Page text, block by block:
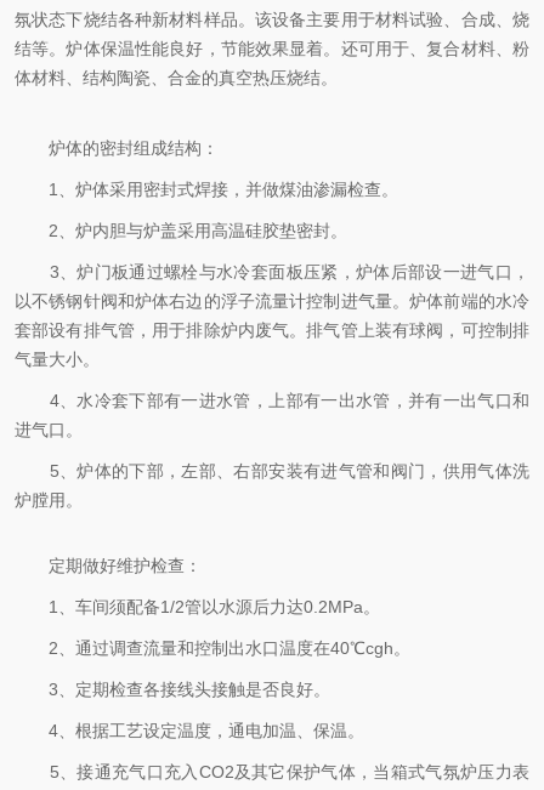
氛状态下烧结各种新材料样品。该设备主要用于材料试验、合成、烧
结等。炉体保温性能良好，节能效果显着。还可用于、复合材料、粉
体材料、结构陶瓷、合金的真空热压烧结。
炉体的密封组成结构：
1、炉体采用密封式焊接，并做煤油渗漏检查。
2、炉内胆与炉盖采用高温硅胶垫密封。
3、炉门板通过螺栓与水冷套面板压紧，炉体后部设一进气口，
以不锈钢针阀和炉体右边的浮子流量计控制进气量。炉体前端的水冷
套部设有排气管，用于排除炉内废气。排气管上装有球阀，可控制排
气量大小。
4、水冷套下部有一进水管，上部有一出水管，并有一出气口和
进气口。
5、炉体的下部，左部、右部安装有进气管和阀门，供用气体洗
炉膛用。
定期做好维护检查：
1、车间须配备1/2管以水源后力达0.2MPa。
2、通过调查流量和控制出水口温度在40℃cgh。
3、定期检查各接线头接触是否良好。
4、根据工艺设定温度，通电加温、保温。
5、接通充气口充入CO2及其它保护气体，当箱式气氛炉压力表